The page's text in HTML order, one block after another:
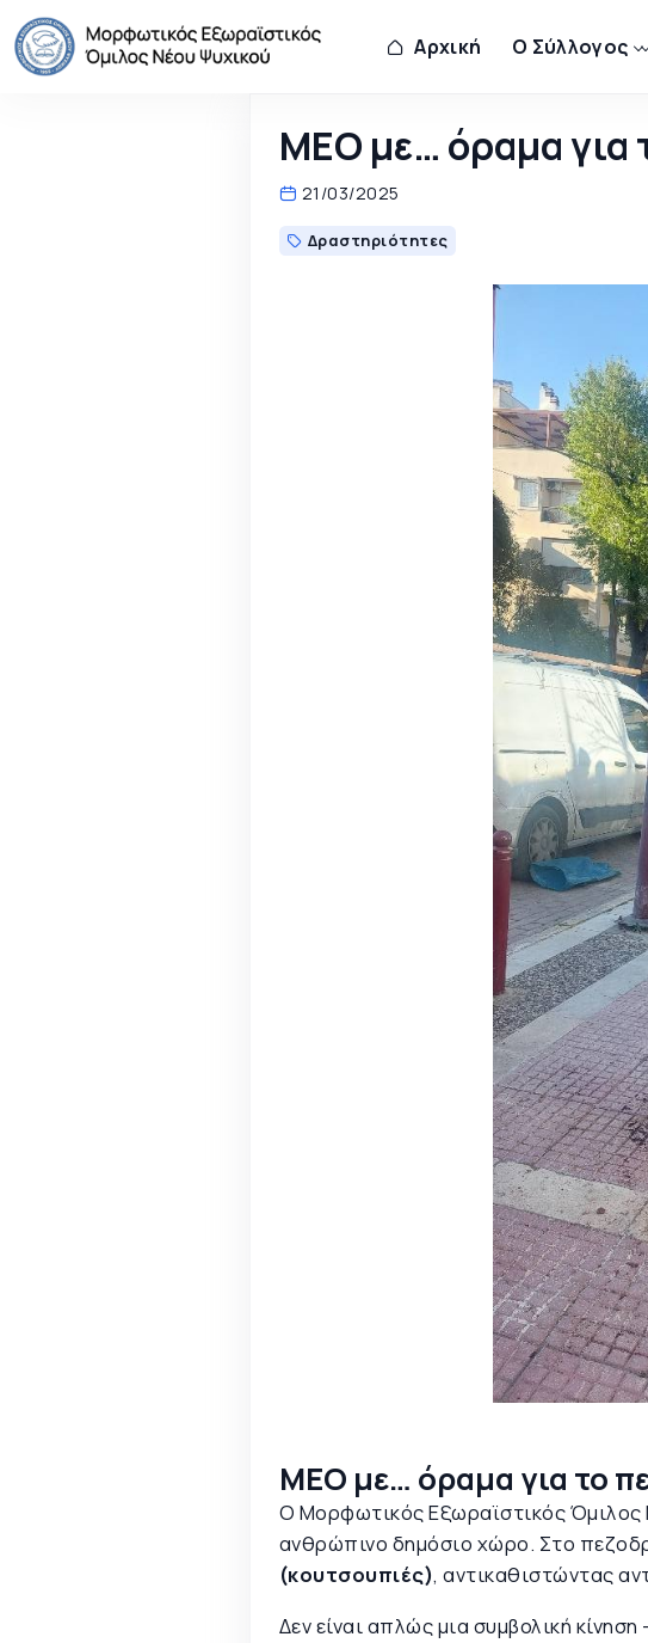
Αρχική Ο Σύλλογος
ΜΕΟ με… όραμα για
21/03/2025
Δραστηριότητες
ΜΕΟ με… όραμα για το
Ο Μορφωτικός Εξωραϊστικός Όμιλος
ανθρώπινο δημόσιο χώρο. Στο
(κουτσουπιές), αντικαθιστώντας
Δεν είναι απλώς μια συμβολική